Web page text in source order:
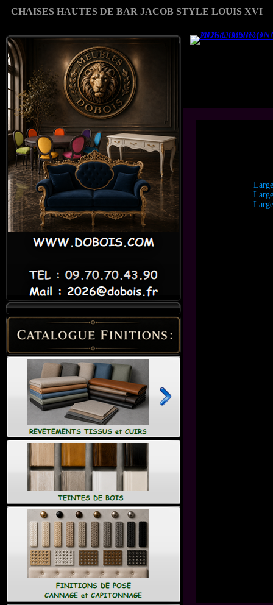
CHAISES HAUTES DE BAR JACOB STYLE LOUIS XVI